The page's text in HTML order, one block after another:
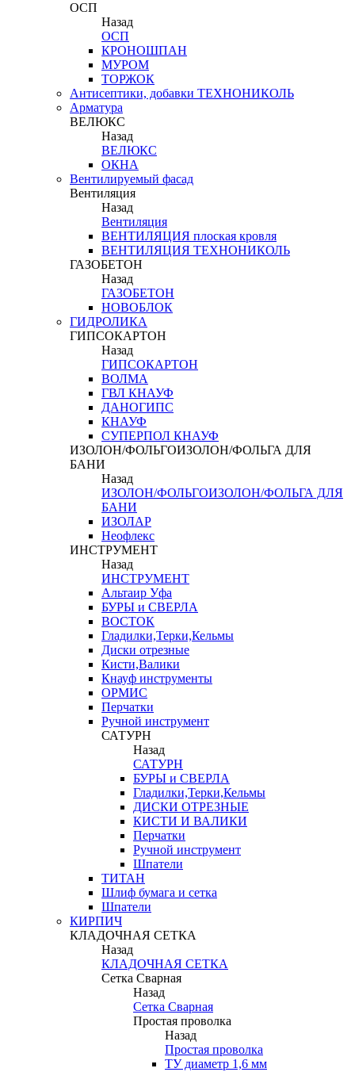
ОСП
Назад
ОСП
КРОНОШПАН
МУРОМ
ТОРЖОК
Антисептики, добавки ТЕХНОНИКОЛЬ
Арматура
ВЕЛЮКС
Назад
ВЕЛЮКС
ОКНА
Вентилируемый фасад
Вентиляция
Назад
Вентиляция
ВЕНТИЛЯЦИЯ плоская кровля
ВЕНТИЛЯЦИЯ ТЕХНОНИКОЛЬ
ГАЗОБЕТОН
Назад
ГАЗОБЕТОН
НОВОБЛОК
ГИДРОЛИКА
ГИПСОКАРТОН
Назад
ГИПСОКАРТОН
ВОЛМА
ГВЛ КНАУФ
ДАНОГИПС
КНАУФ
СУПЕРПОЛ КНАУФ
ИЗОЛОН/ФОЛЬГОИЗОЛОН/ФОЛЬГА ДЛЯ
БАНИ
Назад
ИЗОЛОН/ФОЛЬГОИЗОЛОН/ФОЛЬГА ДЛЯ
БАНИ
ИЗОЛАР
Неофлекс
ИНСТРУМЕНТ
Назад
ИНСТРУМЕНТ
Альтаир Уфа
БУРЫ и СВЕРЛА
ВОСТОК
Гладилки,Терки,Кельмы
Диски отрезные
Кисти,Валики
Кнауф инструменты
ОРМИС
Перчатки
Ручной инструмент
САТУРН
Назад
САТУРН
БУРЫ и СВЕРЛА
Гладилки,Терки,Кельмы
ДИСКИ ОТРЕЗНЫЕ
КИСТИ И ВАЛИКИ
Перчатки
Ручной инструмент
Шпатели
ТИТАН
Шлиф бумага и сетка
Шпатели
КИРПИЧ
КЛАДОЧНАЯ СЕТКА
Назад
КЛАДОЧНАЯ СЕТКА
Сетка Сварная
Назад
Сетка Сварная
Простая проволка
Назад
Простая проволка
ТУ диаметр 1,6 мм